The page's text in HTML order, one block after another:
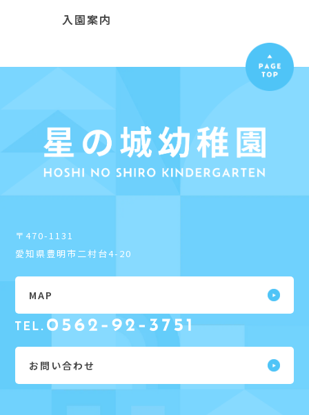
入園案内
〒470-1131
愛知県豊明市二村台4-20
MAP
お問い合わせ